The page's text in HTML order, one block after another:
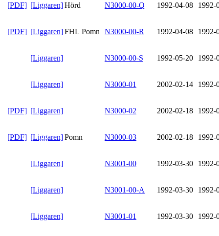
[PDF] [Liggaren] Hörd N3000-00-Q 1992-04-08 1992-
[PDF] [Liggaren] FHL Pomn N3000-00-R 1992-04-08 1992-
[Liggaren] N3000-00-S 1992-05-20 1992-
[Liggaren] N3000-01 2002-02-14 1992-
[PDF] [Liggaren] N3000-02 2002-02-18 1992-
[PDF] [Liggaren] Pomn N3000-03 2002-02-18 1992-
[Liggaren] N3001-00 1992-03-30 1992-
[Liggaren] N3001-00-A 1992-03-30 1992-
[Liggaren] N3001-01 1992-03-30 1992-